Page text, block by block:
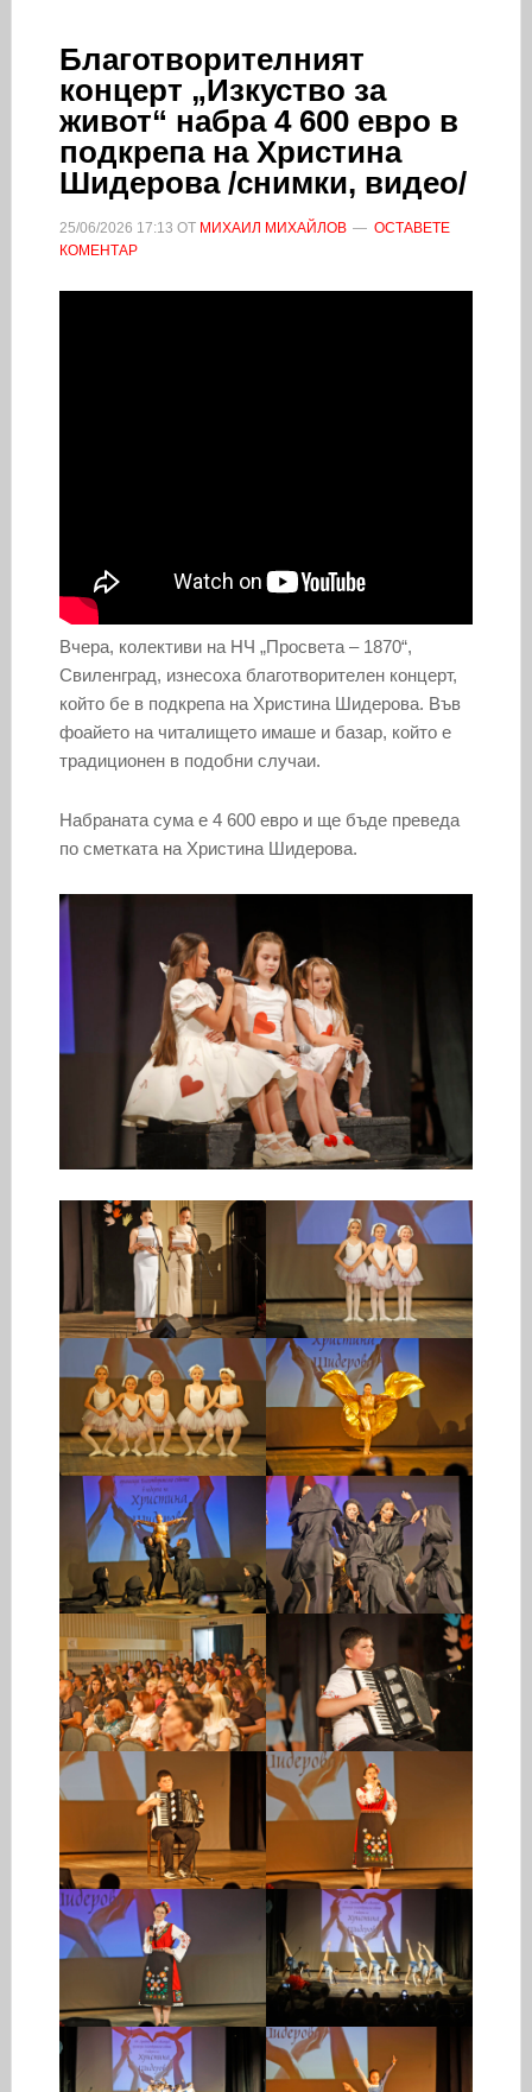
Благотворителният
концерт „Изкуство за
живот“ набра 4 600 евро в
подкрепа на Христина
Шидерова /снимки, видео/
25/06/2026 17:13 ОТ МИХАИЛ МИХАЙЛОВ
ОСТАВЕТЕ
КОМЕНТАР
Вчера, колективи на НЧ „Просвета – 1870“,
Свиленград, изнесоха благотворителен концерт,
който бе в подкрепа на Христина Шидерова. Във
фоайето на читалището имаше и базар, който е
традиционен в подобни случаи.
Набраната сума е 4 600 евро и ще бъде преведа
по сметката на Христина Шидерова.